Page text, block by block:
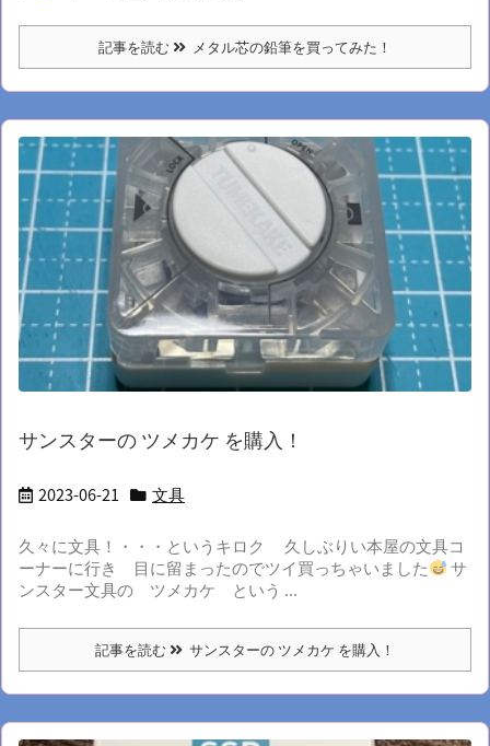
記事を読む メタル芯の鉛筆を買ってみた！
サンスターの ツメカケ を購入！
2023-06-21 文具
久々に文具！・・・というキロク 久しぶりい本屋の文具コ
ーナーに行き 目に留まったのでツイ買っちゃいました
サ
ンスター文具の ツメカケ という ...
記事を読む サンスターの ツメカケ を購入！